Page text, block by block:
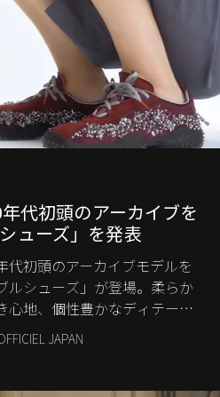
代初頭のアーカイブを
ューズ」を発表
代初頭のアーカイブモデルを
ルシューズ」が登場。柔らか
心地、個性豊かなディテール
新たな表情を添える。
JAPAN